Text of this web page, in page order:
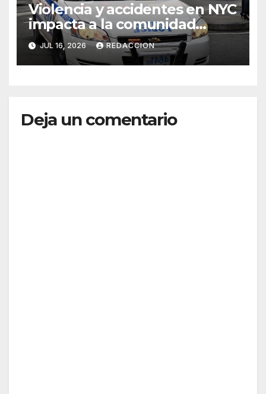
Violencia y accidentes en NYC
impacta a la comunidad
dominicana
JUL 16, 2026 REDACCION
Deja un comentario